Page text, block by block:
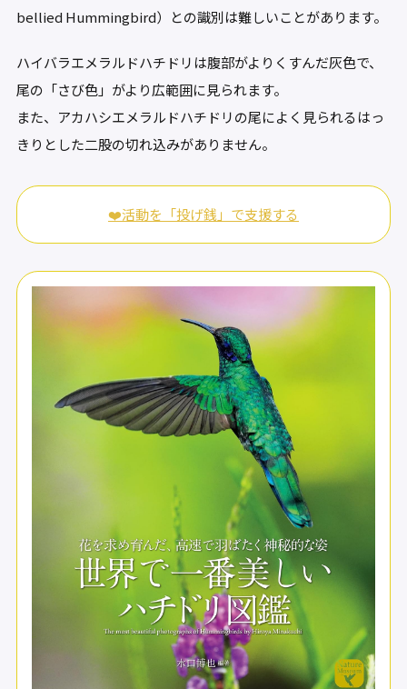
bellied Hummingbird）との識別は難しいことがあります。
ハイバラエメラルドハチドリは腹部がよりくすんだ灰色で、
尾の「さび色」がより広範囲に見られます。
また、アカハシエメラルドハチドリの尾によく見られるはっ
きりとした二股の切れ込みがありません。
❤️活動を「投げ銭」で支援する